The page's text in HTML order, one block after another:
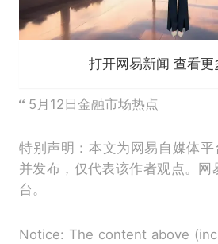
打开网易新闻 查看更
5月12日金融市场热点
特别声明：本文为网易自媒体平
并发布，仅代表该作者观点。网
台。
Notice: The content above